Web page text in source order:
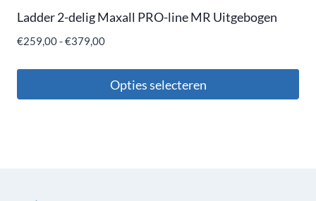
Ladder 2-delig Maxall PRO-line MR Uitgebogen
€259,00-€379,00
Opties selecteren